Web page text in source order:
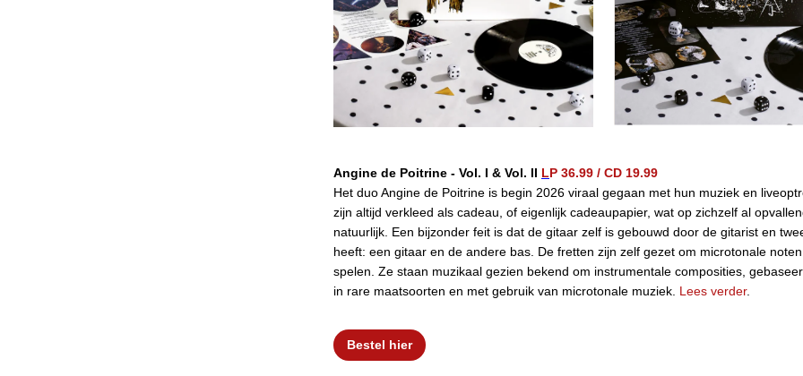
Angine de Poitrine - Vol. I & Vol. II LP 36.99 / CD 19.99
Het duo Angine de Poitrine is begin 2026 viraal gegaan met hun muziek en
zijn altijd verkleed als cadeau, of eigenlijk cadeaupapier, wat op zichzelf al
natuurlijk. Een bijzonder feit is dat de gitaar zelf is gebouwd door de gitarist en
heeft: een gitaar en de andere bas. De fretten zijn zelf gezet om microtonale
spelen. Ze staan muzikaal gezien bekend om instrumentale composities,
in rare maatsoorten en met gebruik van microtonale muziek. Lees verder.
Bestel hier